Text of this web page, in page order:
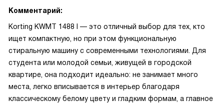
Комментарий:
Korting KWMT 1488 I — это отличный выбор для тех, кто
ищет компактную, но при этом функциональную
стиральную машину с современными технологиями. Для
студента или молодой семьи, живущей в городской
квартире, она подходит идеально: не занимает много
места, легко вписывается в интерьер благодаря
классическому белому цвету и гладким формам, а главное